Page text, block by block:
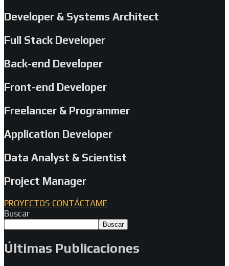
Developer & Systems Architect
Full Stack Developer
Back-end Developer
Front-end Developer
Freelancer & Programmer
Application Developer
Data Analyst & Scientist
Project Manager
PROYECTOS CONTÁCTAME
Buscar
Buscar
Últimas Publicaciones